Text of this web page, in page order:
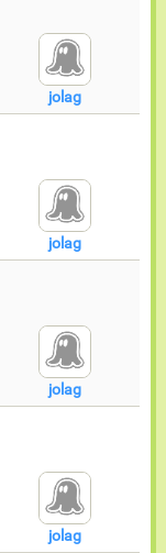
jolag
jolag
jolag
jolag